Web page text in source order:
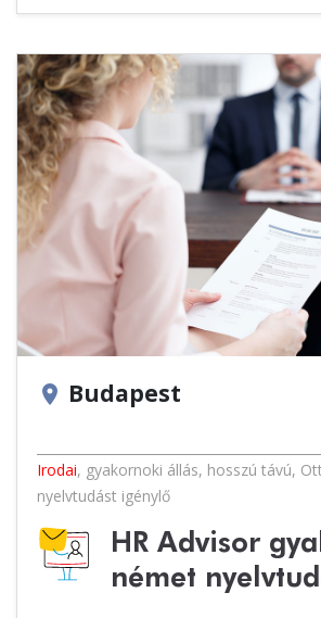
location_on Budapest
Irodai, gyakornoki állás, hosszú távú,
nyelvtudást igénylő
HR Advisor
német